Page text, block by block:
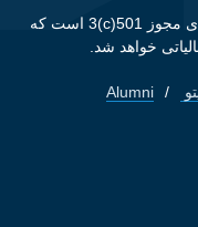
انستیتو واشنگتن یک سازمان غیرانتفاعی دارای مجوز 501(c)3 است که
خواهد شد.
Alumni
The
The Washington